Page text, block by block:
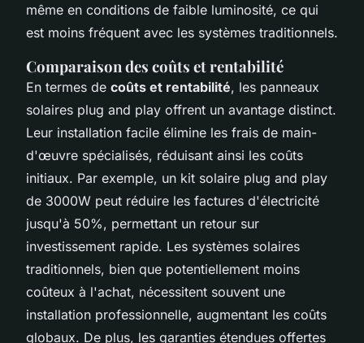
même en conditions de faible luminosité, ce qui
est moins fréquent avec les systèmes traditionnels.
Comparaison des coûts et rentabilité
En termes de coûts et rentabilité, les panneaux
solaires plug and play offrent un avantage distinct.
Leur installation facile élimine les frais de main-
d'œuvre spécialisés, réduisant ainsi les coûts
initiaux. Par exemple, un kit solaire plug and play
de 3000W peut réduire les factures d'électricité
jusqu'à 50%, permettant un retour sur
investissement rapide. Les systèmes solaires
traditionnels, bien que potentiellement moins
coûteux à l'achat, nécessitent souvent une
installation professionnelle, augmentant les coûts
globaux. De plus, les garanties étendues offertes